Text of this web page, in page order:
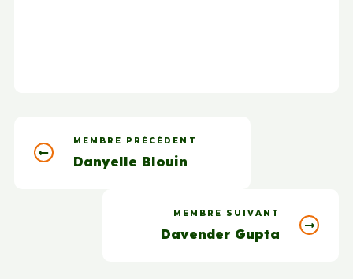
MEMBRE PRÉCÉDENT
Danyelle Blouin
MEMBRE SUIVANT
Davender Gupta